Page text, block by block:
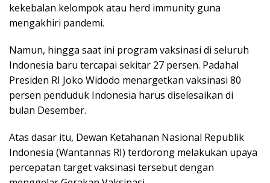
kekebalan kelompok atau herd immunity guna
mengakhiri pandemi.
Namun, hingga saat ini program vaksinasi di seluruh
Indonesia baru tercapai sekitar 27 persen. Padahal
Presiden RI Joko Widodo menargetkan vaksinasi 80
persen penduduk Indonesia harus diselesaikan di
bulan Desember.
Atas dasar itu, Dewan Ketahanan Nasional Republik
Indonesia (Wantannas RI) terdorong melakukan upaya
percepatan target vaksinasi tersebut dengan